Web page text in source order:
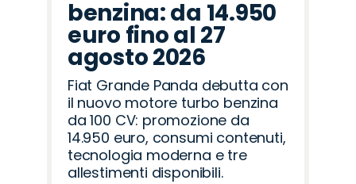
benzina: da 14.950
euro fino al 27
agosto 2026
Fiat Grande Panda debutta con
il nuovo motore turbo benzina
da 100 CV: promozione da
14.950 euro, consumi contenuti,
tecnologia moderna e tre
allestimenti disponibili.